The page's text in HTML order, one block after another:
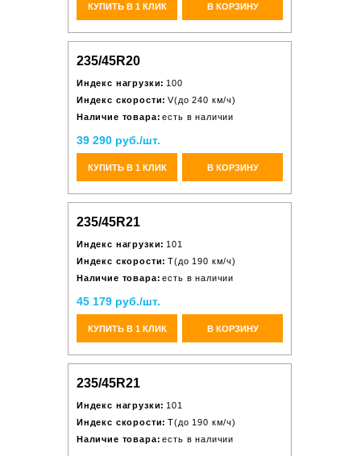
КУПИТЬ В 1 КЛИК В КОРЗИНУ
235/45R20
Индекс нагрузки: 100
Индекс скорости: V(до 240 км/ч)
Наличие товара: есть в наличии
39 290 руб./шт.
КУПИТЬ В 1 КЛИК В КОРЗИНУ
235/45R21
Индекс нагрузки: 101
Индекс скорости: T(до 190 км/ч)
Наличие товара: есть в наличии
45 179 руб./шт.
КУПИТЬ В 1 КЛИК В КОРЗИНУ
235/45R21
Индекс нагрузки: 101
Индекс скорости: T(до 190 км/ч)
Наличие товара: есть в наличии